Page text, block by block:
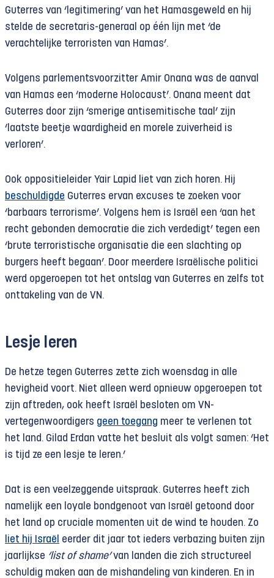
Guterres van ‘legitimering’ van het Hamasgeweld en hij
stelde de secretaris-generaal op één lijn met ‘de
verachtelijke terroristen van Hamas’.
Volgens parlementsvoorzitter Amir Onana was de aanval
van Hamas een ‘moderne Holocaust’. Onana meent dat
Guterres door zijn ‘smerige antisemitische taal’ zijn
‘laatste beetje waardigheid en morele zuiverheid is
verloren’.
Ook oppositieleider Yair Lapid liet van zich horen. Hij
beschuldigde Guterres ervan excuses te zoeken voor
‘barbaars terrorisme’. Volgens hem is Israël een ‘aan het
recht gebonden democratie die zich verdedigt’ tegen een
‘brute terroristische organisatie die een slachting op
burgers heeft begaan’. Door meerdere Israëlische politici
werd opgeroepen tot het ontslag van Guterres en zelfs tot
onttakeling van de VN.
Lesje leren
De hetze tegen Guterres zette zich woensdag in alle
hevigheid voort. Niet alleen werd opnieuw opgeroepen tot
zijn aftreden, ook heeft Israël besloten om VN-
vertegenwoordigers geen toegang meer te verlenen tot
het land. Gilad Erdan vatte het besluit als volgt samen: ‘Het
is tijd ze een lesje te leren.’
Dat is een veelzeggende uitspraak. Guterres heeft zich
namelijk een loyale bondgenoot van Israël getoond door
het land op cruciale momenten uit de wind te houden. Zo
liet hij Israël eerder dit jaar tot ieders verbazing buiten zijn
jaarlijkse ‘list of shame’van landen die zich structureel
schuldig maken aan de mishandeling van kinderen. En in